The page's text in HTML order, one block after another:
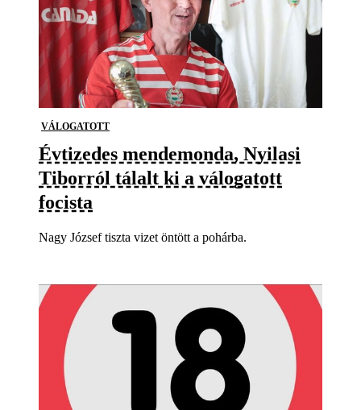
VÁLOGATOTT
Évtizedes mendemonda, Nyilasi
Tiborról tálalt ki a válogatott
focista
Nagy József tiszta vizet öntött a pohárba.